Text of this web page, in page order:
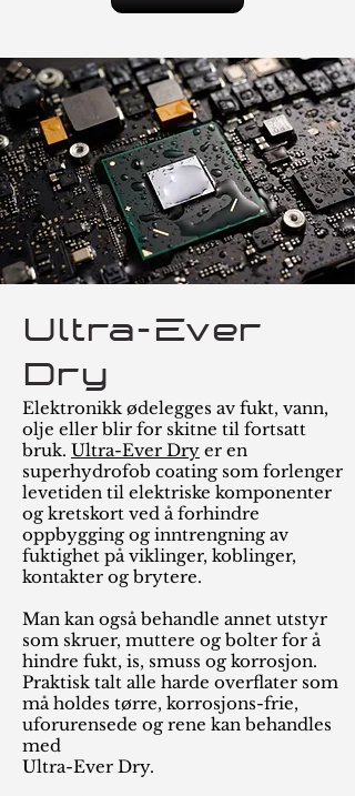
Ultra-Ever
Dry
Elektronikk ødelegges av fukt, vann,
olje eller blir for skitne til fortsatt
bruk. Ultra-Ever Dry er en
superhydrofob coating som forlenger
levetiden til elektriske komponenter
og kretskort ved å forhindre
oppbygging og inntrengning av
fuktighet på viklinger, koblinger,
kontakter og brytere.
Man kan også behandle annet utstyr
som skruer, muttere og bolter for å
hindre fukt, is, smuss og korrosjon.
Praktisk talt alle harde overflater som
må holdes tørre, korrosjons-frie,
uforurensede og rene kan behandles
med
Ultra-Ever Dry.